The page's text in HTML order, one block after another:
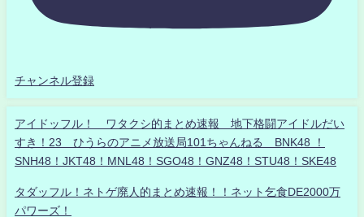
チャンネル登録
アイドッフル！ ワタクシ的まとめ速報 地下格闘アイドルだい
すき！23 ひうらのアニメ放送局101ちゃんねる BNK48 ！
SNH48！JKT48！MNL48！SGO48！GNZ48！STU48！SKE48
タダッフル！ネトゲ廃人的まとめ速報！！ネット乞食DE2000万
パワーズ！